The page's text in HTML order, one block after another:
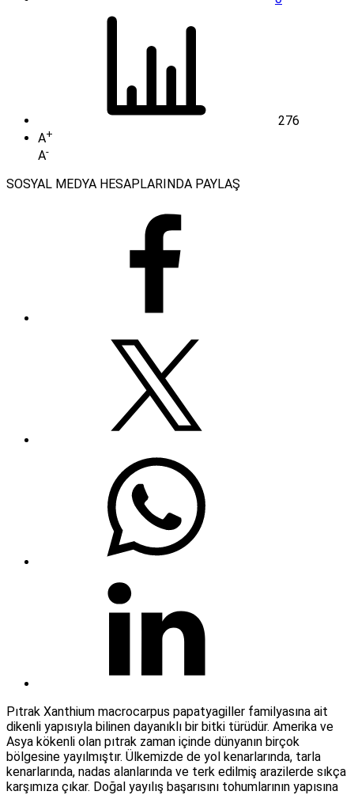
276
A+
A-
SOSYAL MEDYA HESAPLARINDA PAYLAŞ
Pıtrak Xanthium macrocarpus papatyagiller familyasına ait
dikenli yapısıyla bilinen dayanıklı bir bitki türüdür. Amerika ve
Asya kökenli olan pıtrak zaman içinde dünyanın birçok
bölgesine yayılmıştır. Ülkemizde de yol kenarlarında, tarla
kenarlarında, nadas alanlarında ve terk edilmiş arazilerde sıkça
karşımıza çıkar. Doğal yayılış başarısını tohumlarının yapısına